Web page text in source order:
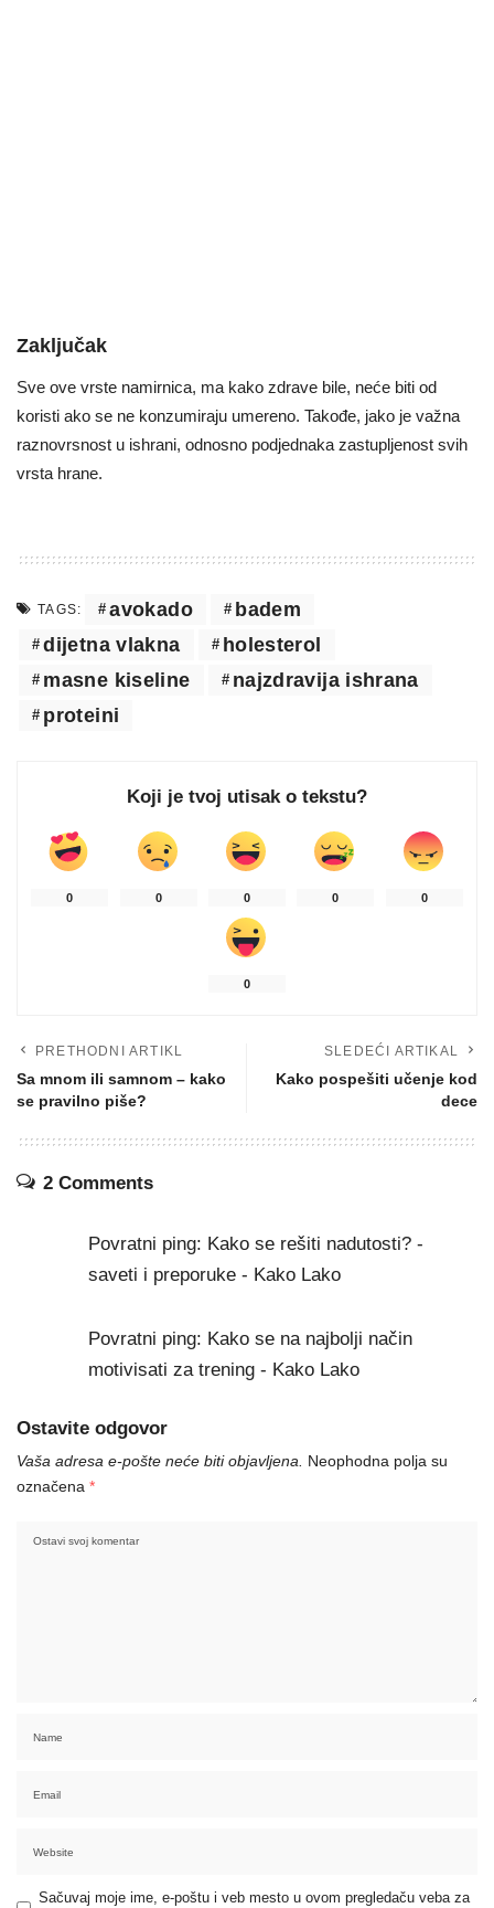
Zaključak
Sve ove vrste namirnica, ma kako zdrave bile, neće biti od
koristi ako se ne konzumiraju umereno. Takođe, jako je važna
raznovrsnost u ishrani, odnosno podjednaka zastupljenost svih
vrsta hrane.
TAGS: avokado
badem
dijetna vlakna
holesterol
masne kiseline
najzdravija ishrana
proteini
Koji je tvoj utisak o tekstu?
0 0 0 0 0
0
PRETHODNI ARTIKL
Sa mnom ili samnom – kako
se pravilno piše?
SLEDEĆI ARTIKAL
Kako pospešiti učenje kod
dece
2 Comments
Povratni ping: Kako se rešiti nadutosti? -
saveti i preporuke - Kako Lako
Povratni ping: Kako se na najbolji način
motivisati za trening - Kako Lako
Ostavite odgovor
Vaša adresa e-pošte neće biti objavljena.
Neophodna polja su
označena *
Sačuvaj moje ime, e-poštu i veb mesto u ovom pregledaču veba za